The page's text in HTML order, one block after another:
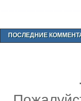
ПОСЛЕДНИЕ